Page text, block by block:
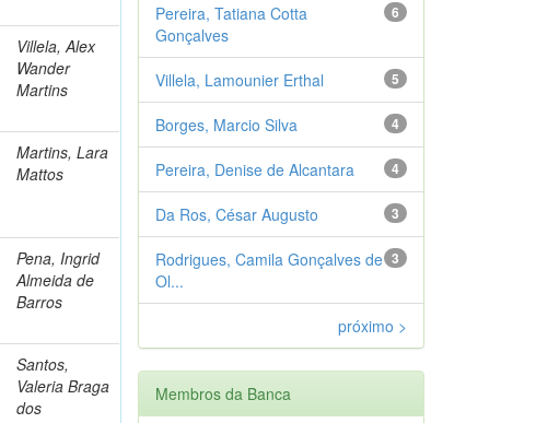
Villela, Alex
Wander
Martins
Martins, Lara
Mattos
Pena, Ingrid
Almeida de
Barros
Santos,
Valeria Braga
dos
6
Pereira, Tatiana Cotta
Gonçalves
5
Villela, Lamounier Erthal
4
Borges, Marcio Silva
4
Pereira, Denise de Alcantara
3
Da Ros, César Augusto
3
Rodrigues, Camila Gonçalves de
Ol...
próximo >
Membros da Banca